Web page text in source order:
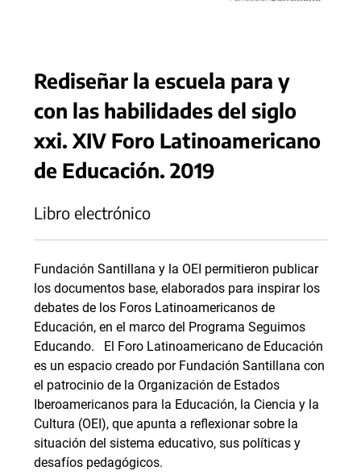
Rediseñar la escuela para y
con las habilidades del siglo
xxi. XIV Foro Latinoamericano
de Educación. 2019
Libro electrónico
Fundación Santillana y la OEI permitieron publicar
los documentos base, elaborados para inspirar los
debates de los Foros Latinoamericanos de
Educación, en el marco del Programa Seguimos
Educando. El Foro Latinoamericano de Educación
es un espacio creado por Fundación Santillana con
el patrocinio de la Organización de Estados
Iberoamericanos para la Educación, la Ciencia y la
Cultura (OEI), que apunta a reflexionar sobre la
situación del sistema educativo, sus políticas y
desafíos pedagógicos.